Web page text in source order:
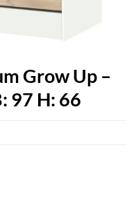
Grow Up –
97 H: 66